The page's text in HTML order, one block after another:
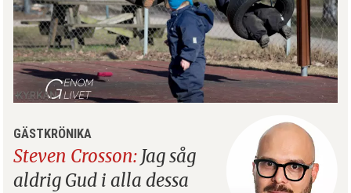
GÄSTKRÖNIKA
Steven Crosson: Jag såg
aldrig Gud i alla dessa